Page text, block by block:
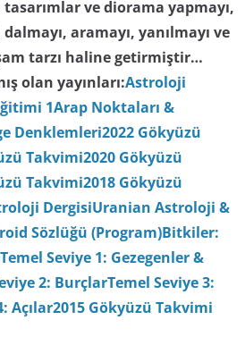
ve diorama yapmayı,
aramayı, yanılmayı ve
tarzı haline getirmiştir…
olan yayınları:Astroloji
1Arap Noktaları &
Denklemleri2022 Gökyüzü
Takvimi2020 Gökyüzü
Takvimi2018 Gökyüzü
DergisiUranian Astroloji &
Sözlüğü (Program)Bitkiler:
Temel Seviye 1: Gezegenler &
2: BurçlarTemel Seviye 3:
Açılar2015 Gökyüzü Takvimi